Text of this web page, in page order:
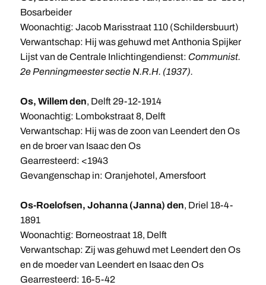
Bosarbeider
Woonachtig: Jacob Marisstraat 110 (Schildersbuurt)
Verwantschap: Hij was gehuwd met Anthonia Spijker
Lijst van de Centrale Inlichtingendienst: Communist.
2e Penningmeester sectie N.R.H. (1937).
Os, Willem den, Delft 29-12-1914
Woonachtig: Lombokstraat 8, Delft
Verwantschap: Hij was de zoon van Leendert den Os
en de broer van Isaac den Os
Gearresteerd: <1943
Gevangenschap in: Oranjehotel, Amersfoort
Os-Roelofsen, Johanna (Janna) den, Driel 18-4-
1891
Woonachtig: Borneostraat 18, Delft
Verwantschap: Zij was gehuwd met Leendert den Os
en de moeder van Leendert en Isaac den Os
Gearresteerd: 16-5-42